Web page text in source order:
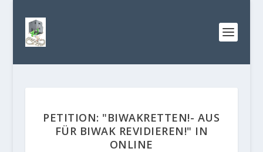
PETITION: "BIWAKRETTEN!- AUS
FÜR BIWAK REVIDIEREN!" IN
ONLINE